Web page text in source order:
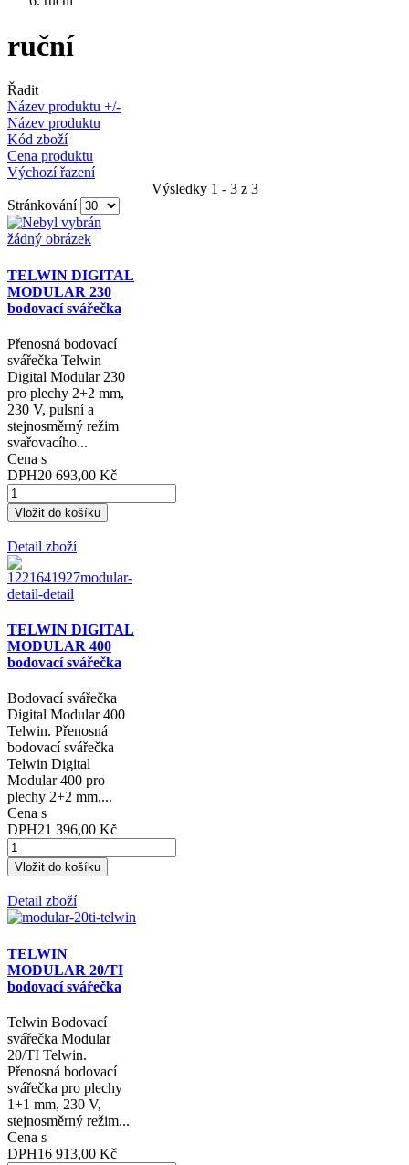
ruční
Řadit
Název produktu +/-
Název produktu
Kód zboží
Cena produktu
Výchozí řazení
Výsledky 1 - 3 z 3
Stránkování
TELWIN DIGITAL
MODULAR 230
bodovací svářečka
Přenosná bodovací
svářečka Telwin
Digital Modular 230
pro plechy 2+2 mm,
230 V, pulsní a
stejnosměrný režim
svařovacího...
Cena s
DPH20 693,00 Kč
Detail zboží
TELWIN DIGITAL
MODULAR 400
bodovací svářečka
Bodovací svářečka
Digital Modular 400
Telwin. Přenosná
bodovací svářečka
Telwin Digital
Modular 400 pro
plechy 2+2 mm,...
Cena s
DPH21 396,00 Kč
Detail zboží
TELWIN
MODULAR 20/TI
bodovací svářečka
Telwin Bodovací
svářečka Modular
20/TI Telwin.
Přenosná bodovací
svářečka pro plechy
1+1 mm, 230 V,
stejnosměrný režim...
Cena s
DPH16 913,00 Kč